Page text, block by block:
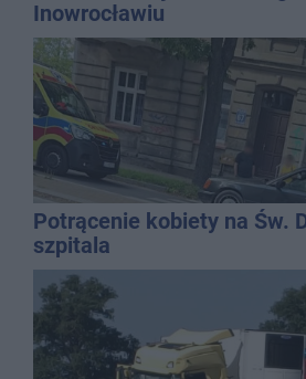
Inowrocławiu
Potrącenie kobiety na Św.
szpitala